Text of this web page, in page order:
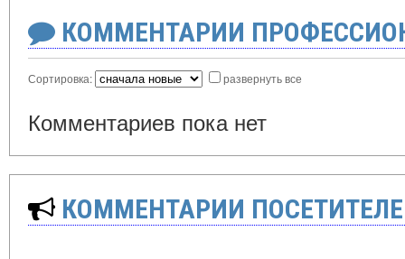
КОММЕНТАРИИ
Сортировка: развернуть все
Комментариев пока нет
КОММЕНТАРИИ